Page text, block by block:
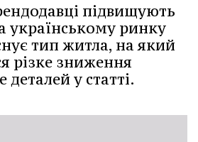
підвищують
українському ринку
тип житла, на який
різке зниження
у статті.